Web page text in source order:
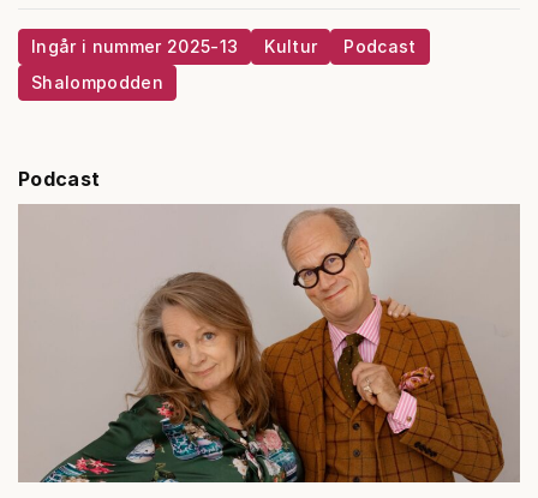
Ingår i nummer 2025-13 Kultur
Podcast
Shalompodden
Podcast